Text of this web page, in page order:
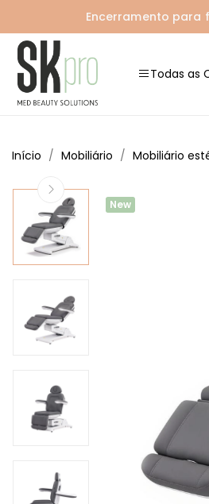
Encerramento para
Todas as
Início Mobiliário Mobiliário
New